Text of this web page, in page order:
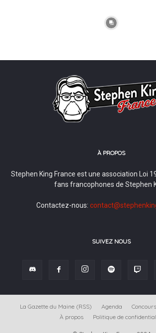
À PROPOS
Stephen King France est une association Loi
fans francophones de Stephen
Contactez-nous:
SUIVEZ NOUS
La Gazette du Maine (RSS) Agenda Concours
À propos
Politique de